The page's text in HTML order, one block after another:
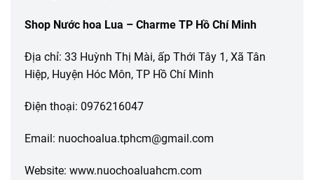
Shop Nước hoa Lua – Charme TP Hồ Chí Minh
Địa chỉ: 33 Huỳnh Thị Mài, ấp Thới Tây 1, Xã Tân
Hiệp, Huyện Hóc Môn, TP Hồ Chí Minh
Điện thoại: 0976216047
Email: nuochoalua.tphcm@gmail.com
Website: www.nuochoaluahcm.com